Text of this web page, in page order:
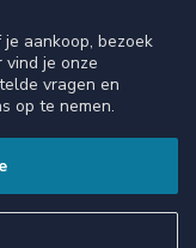
aankoop, bezoek
vind je onze
vragen en
op te nemen.